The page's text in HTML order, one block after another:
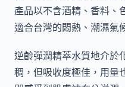
產品以不含酒精、香料、
適合台灣的悶熱、潮濕氣
逆齡彈潤精萃水質地介於
稠，但吸收度極佳，用量